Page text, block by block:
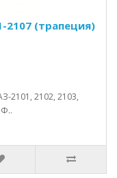
2107 (трапеция)
2101, 2102, 2103,